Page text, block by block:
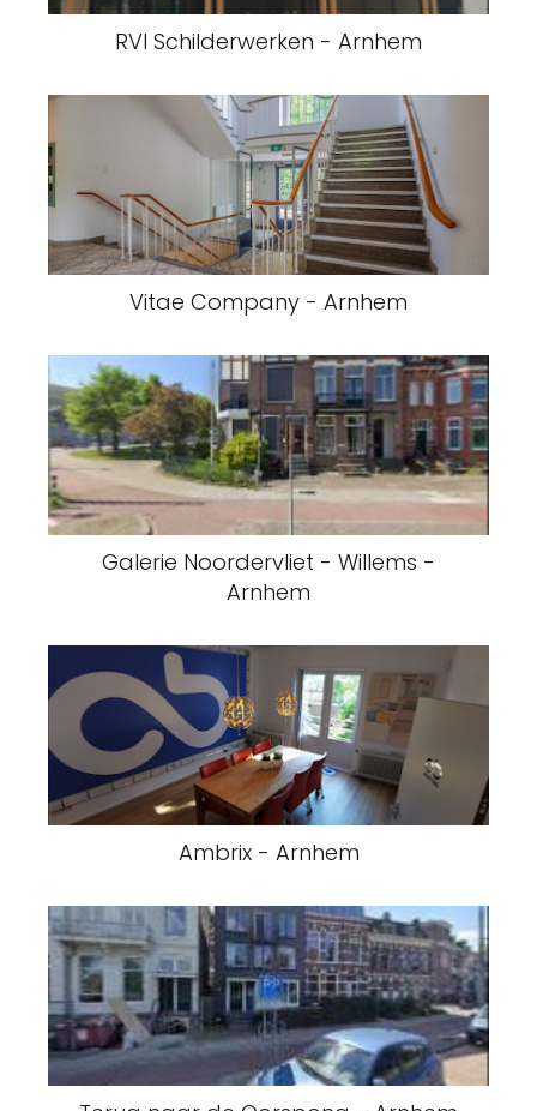
RVI Schilderwerken - Arnhem
Vitae Company - Arnhem
Galerie Noordervliet - Willems -
Arnhem
Ambrix - Arnhem